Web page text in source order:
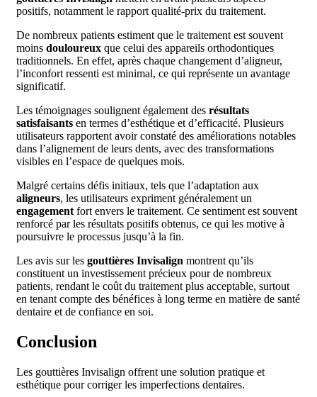
positifs, notamment le rapport qualité-prix du traitement.
De nombreux patients estiment que le traitement est souvent
moins douloureux que celui des appareils orthodontiques
traditionnels. En effet, après chaque changement d’aligneur,
l’inconfort ressenti est minimal, ce qui représente un avantage
significatif.
Les témoignages soulignent également des résultats
satisfaisants en termes d’esthétique et d’efficacité. Plusieurs
utilisateurs rapportent avoir constaté des améliorations notables
dans l’alignement de leurs dents, avec des transformations
visibles en l’espace de quelques mois.
Malgré certains défis initiaux, tels que l’adaptation aux
aligneurs, les utilisateurs expriment généralement un
engagement fort envers le traitement. Ce sentiment est souvent
renforcé par les résultats positifs obtenus, ce qui les motive à
poursuivre le processus jusqu’à la fin.
Les avis sur les gouttières Invisalign montrent qu’ils
constituent un investissement précieux pour de nombreux
patients, rendant le coût du traitement plus acceptable, surtout
en tenant compte des bénéfices à long terme en matière de santé
dentaire et de confiance en soi.
Conclusion
Les gouttières Invisalign offrent une solution pratique et
esthétique pour corriger les imperfections dentaires.